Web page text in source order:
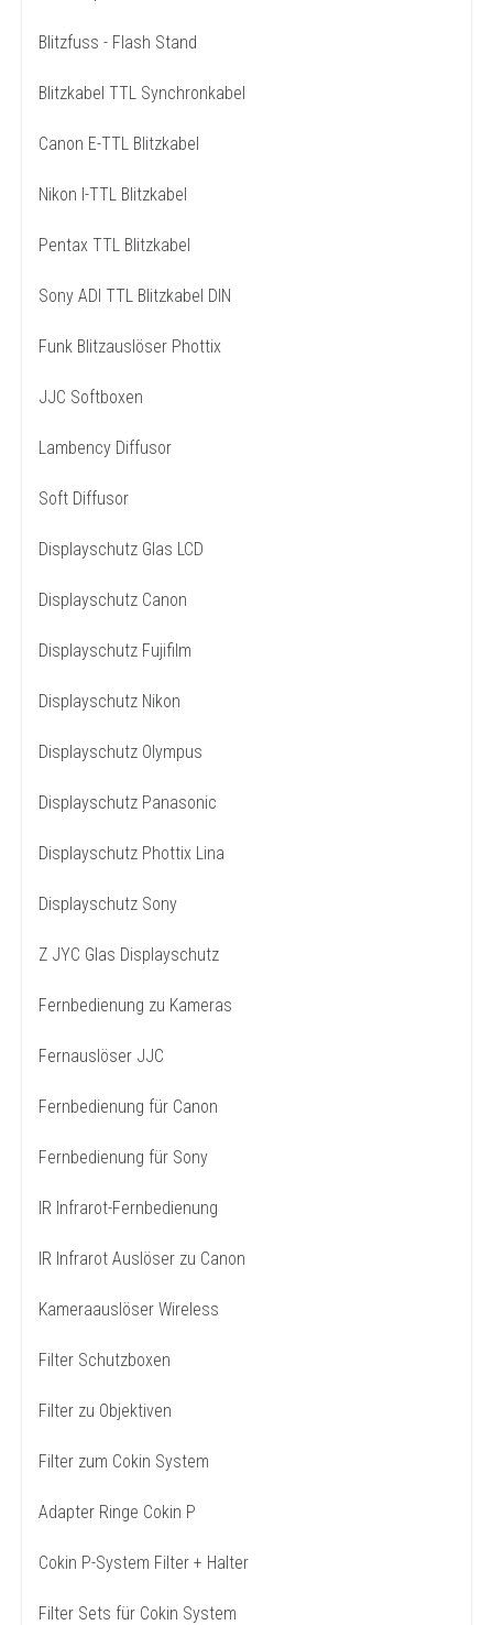
Blitzfuss - Flash Stand
Blitzkabel TTL Synchronkabel
Canon E-TTL Blitzkabel
Nikon I-TTL Blitzkabel
Pentax TTL Blitzkabel
Sony ADI TTL Blitzkabel DIN
Funk Blitzauslöser Phottix
JJC Softboxen
Lambency Diffusor
Soft Diffusor
Displayschutz Glas LCD
Displayschutz Canon
Displayschutz Fujifilm
Displayschutz Nikon
Displayschutz Olympus
Displayschutz Panasonic
Displayschutz Phottix Lina
Displayschutz Sony
Z JYC Glas Displayschutz
Fernbedienung zu Kameras
Fernauslöser JJC
Fernbedienung für Canon
Fernbedienung für Sony
IR Infrarot-Fernbedienung
IR Infrarot Auslöser zu Canon
Kameraauslöser Wireless
Filter Schutzboxen
Filter zu Objektiven
Filter zum Cokin System
Adapter Ringe Cokin P
Cokin P-System Filter + Halter
Filter Sets für Cokin System